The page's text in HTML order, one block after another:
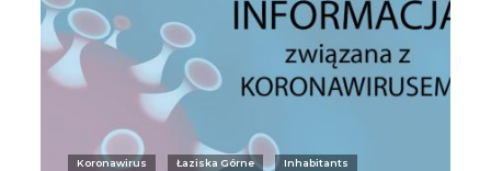
Koronawirus Łaziska Górne Inhabitants